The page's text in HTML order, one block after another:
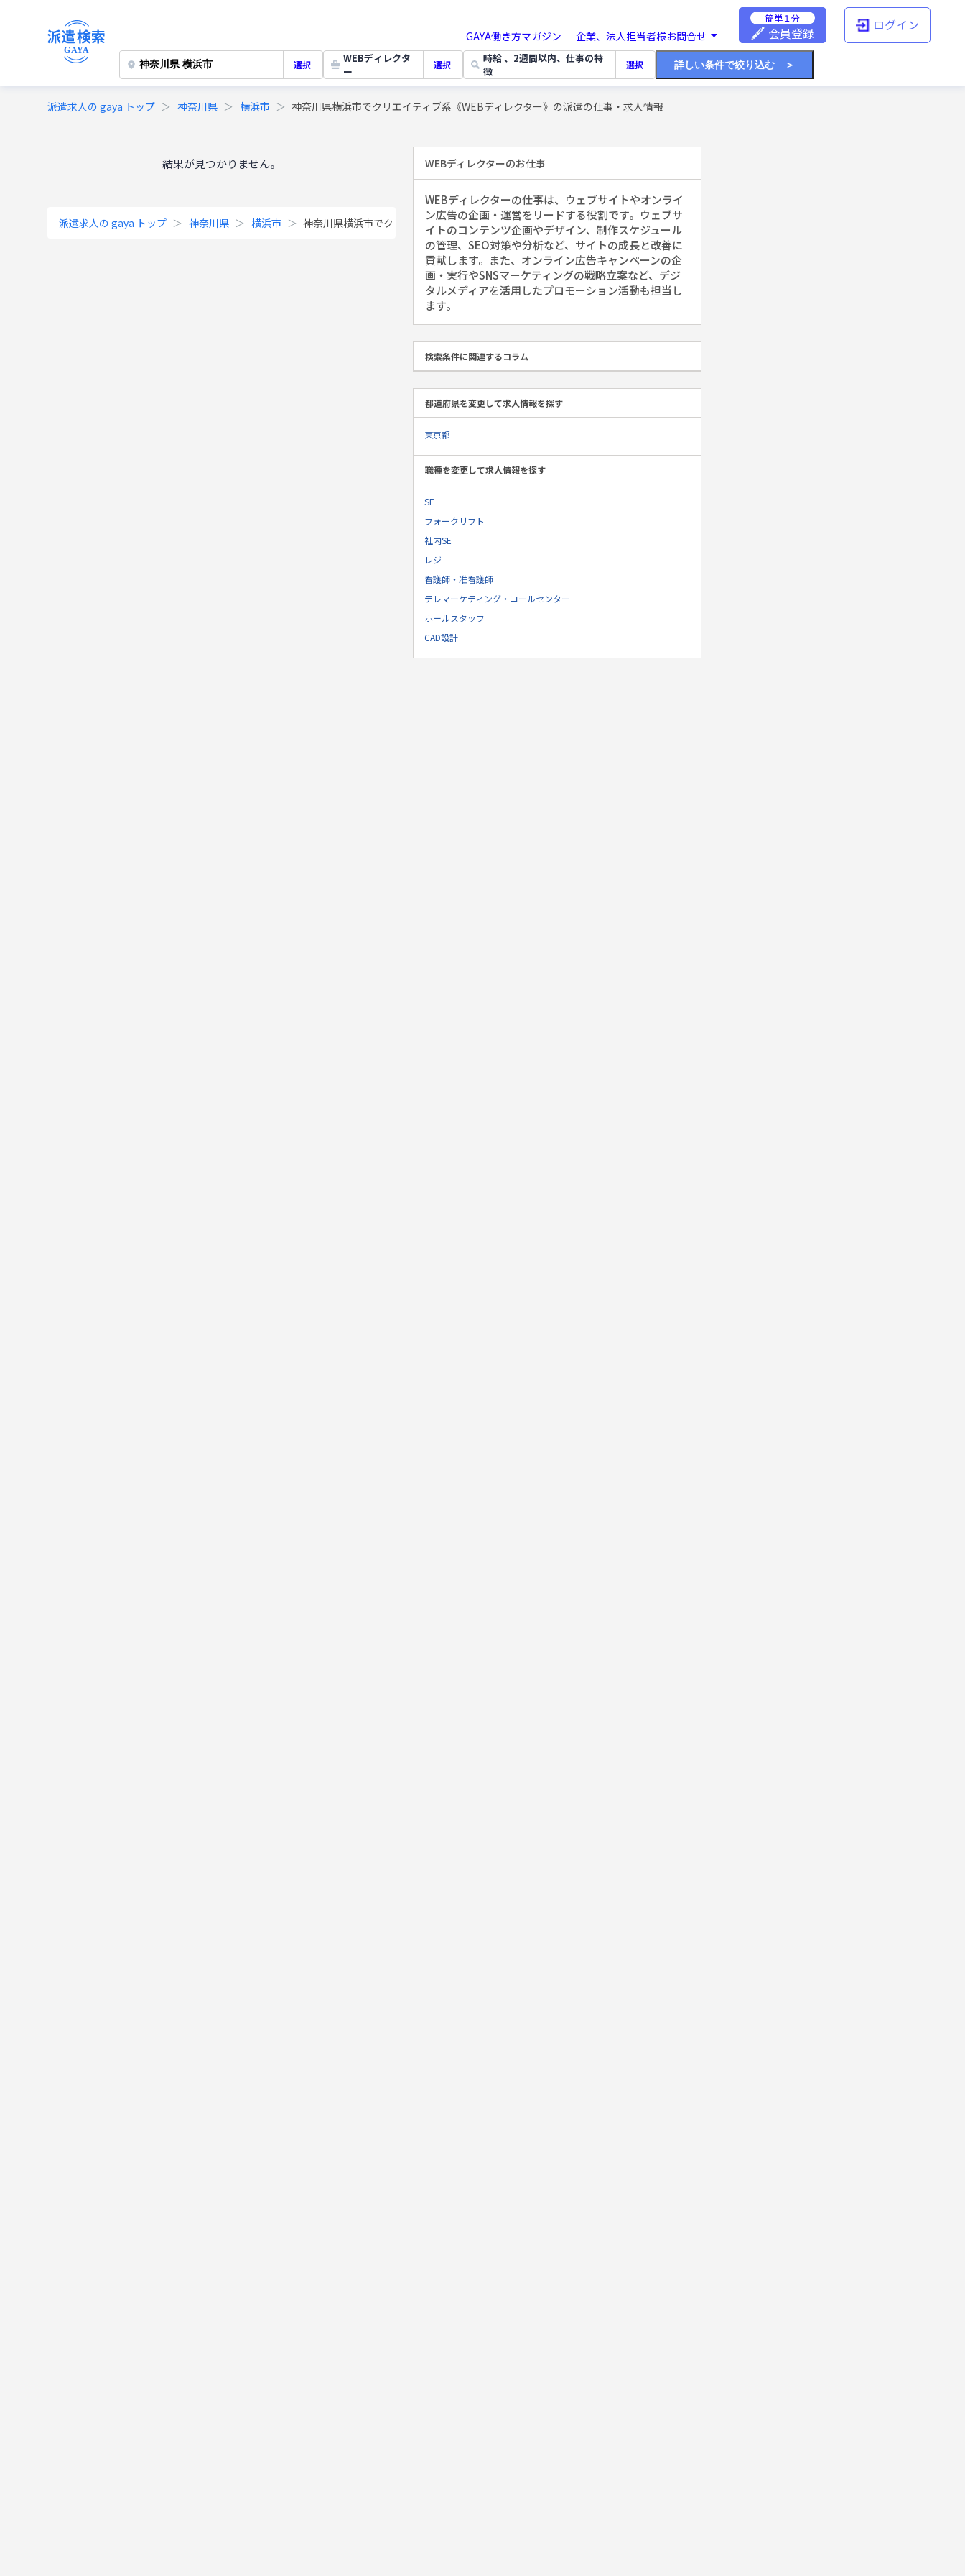
GAYA働き方マガジン 企業、法人担当者様お問合せ
簡単１分
会員登録 ログイン
選択
WEBディレクタ
ー
選択
時給 、2週間以内、仕事の特
徴
選択 詳しい条件で絞り込む ＞
派遣求人の gaya トップ 神奈川県 横浜市 神奈川県横浜市でクリエイティブ系《WEBディレクター》の派遣の仕事・求人情報
結果が見つかりません。
派遣求人の gaya トップ 神奈川県 横浜市 神奈川県横浜市でクリエイティブ系《WEBディレクター》の派遣の仕事・求人情報
WEBディレクターのお仕事
WEBディレクターの仕事は、ウェブサイトやオンライ
ン広告の企画・運営をリードする役割です。ウェブサ
イトのコンテンツ企画やデザイン、制作スケジュール
の管理、SEO対策や分析など、サイトの成長と改善に
貢献します。また、オンライン広告キャンペーンの企
画・実行やSNSマーケティングの戦略立案など、デジ
タルメディアを活用したプロモーション活動も担当し
ます。
検索条件に関連するコラム
都道府県を変更して求人情報を探す
東京都
職種を変更して求人情報を探す
SE
フォークリフト
社内SE
レジ
看護師・准看護師
テレマーケティング・コールセンター
ホールスタッフ
CAD設計